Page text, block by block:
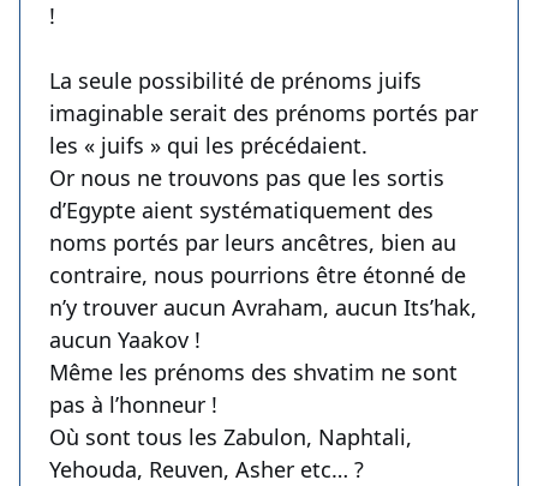
!
La seule possibilité de prénoms juifs
imaginable serait des prénoms portés par
les « juifs » qui les précédaient.
Or nous ne trouvons pas que les sortis
d’Egypte aient systématiquement des
noms portés par leurs ancêtres, bien au
contraire, nous pourrions être étonné de
n’y trouver aucun Avraham, aucun Its’hak,
aucun Yaakov !
Même les prénoms des shvatim ne sont
pas à l’honneur !
Où sont tous les Zabulon, Naphtali,
Yehouda, Reuven, Asher etc… ?